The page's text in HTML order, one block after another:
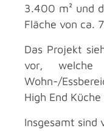
3.400 m² und
Fläche von ca.
Das Projekt
vor, welche
Wohn-/
High End
Insgesamt sind